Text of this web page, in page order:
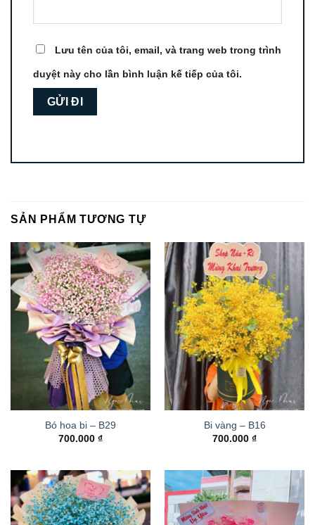
Lưu tên của tôi, email, và trang web trong trình
duyệt này cho lần bình luận kế tiếp của tôi.
SẢN PHẨM TƯƠNG TỰ
Bó hoa bi – B29
700.000 ₫
Bi vàng – B16
700.000 ₫